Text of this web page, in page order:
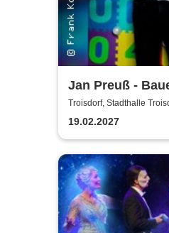
Jan Preuß -
Troisdorf, Stadthalle
19.02.2027